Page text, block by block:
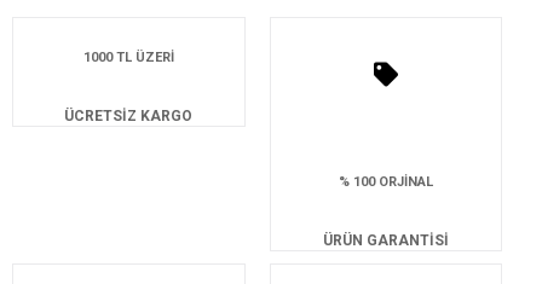
1000 TL ÜZERİ
ÜCRETSİZ KARGO
% 100 ORJİNAL
ÜRÜN GARANTİSİ